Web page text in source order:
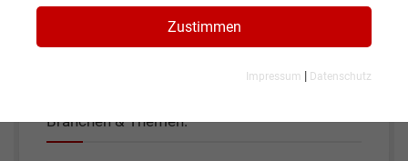
HNO-Klinik Bogenhausen Dr.
Gaertner GmbH
Branchen & Themen:
Zustimmen
Impressum | Datenschutz